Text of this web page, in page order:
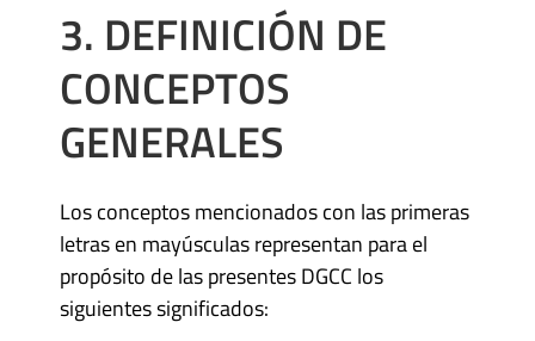
3. DEFINICIÓN DE
CONCEPTOS
GENERALES
Los conceptos mencionados con las primeras
letras en mayúsculas representan para el
propósito de las presentes DGCC los
siguientes significados: